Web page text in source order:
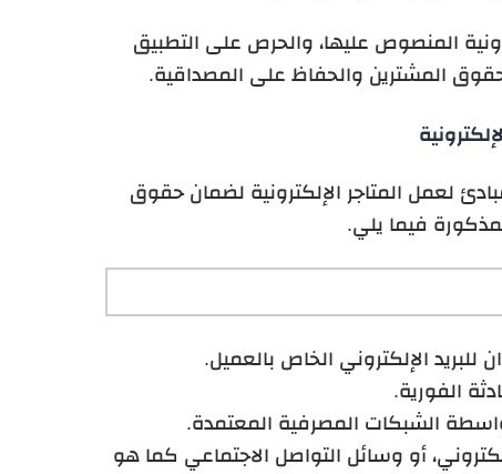
المنصوص عليها، والحرص على التطبيق
حقوق المشترين والحفاظ على المصداقية.
لعمل المتاجر الإلكترونية لضمان حقوق
فيما يلي.
الإلكتروني الخاص بالعميل.
الفورية.
الشبكات المصرفية المعتمدة.
أو وسائل التواصل الاجتماعي كما هو